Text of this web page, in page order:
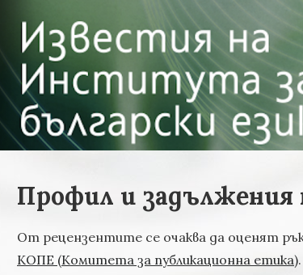
Профил и
От рецензентите се очаква да оценят
КОПЕ (Комитета за публикационна етика).